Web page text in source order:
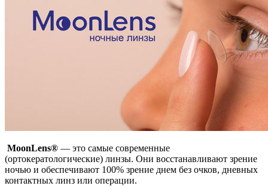
MoonLens® — это самые современные
(ортокератологические) линзы. Они восстанавливают зрение
ночью и обеспечивают 100% зрение днем без очков, дневных
контактных линз или операции.